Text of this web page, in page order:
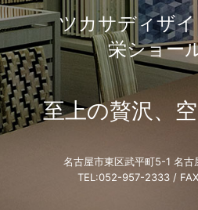
ツカサディザ
栄ショー
至上の贅沢、空
名古屋市東区武平町5-1 名古
TEL:052-957-2333 /